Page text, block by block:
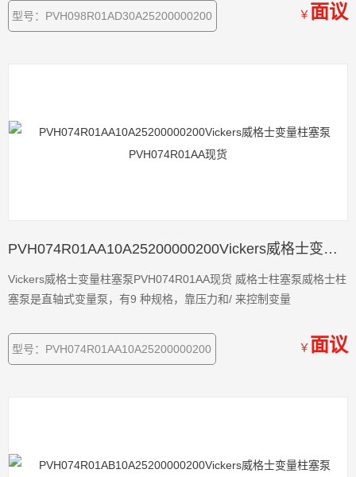
型号：PVH098R01AD30A25200000200 ￥ 面议
PVH074R01AA10A25200000200Vickers威格士变量柱塞泵PVH074R01AA现货
Vickers威格士变量柱塞泵PVH074R01AA现货 威格士柱塞泵威格士柱
塞泵是直轴式变量泵，有9 种规格，靠压力和/ 来控制变量
型号：PVH074R01AA10A25200000200 ￥ 面议